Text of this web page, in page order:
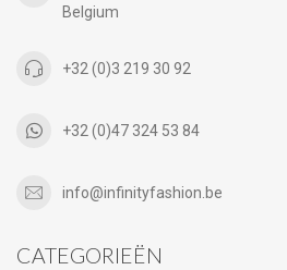
Belgium
+32 (0)3 219 30 92
+32 (0)47 324 53 84
info@infinityfashion.be
CATEGORIEËN